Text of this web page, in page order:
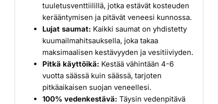
tuuletusventtiilillä, jotka estävät kosteuden
kerääntymisen ja pitävät veneesi kunnossa.
Lujat saumat: Kaikki saumat on yhdistetty
kuumailmahitsauksella, joka takaa
maksimaalisen kestävyyden ja vesitiiviyden.
Pitkä käyttöikä: Kestää vähintään 4-6
vuotta säässä kuin säässä, tarjoten
pitkäaikaisen suojan veneellesi.
100% vedenkestävä: Täysin vedenpitävä